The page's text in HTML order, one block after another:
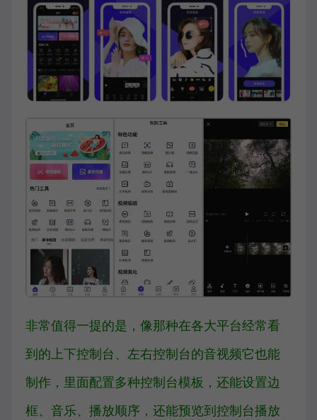
非常值得一提的是，像那种在各大平台经常看
到的上下控制台、左右控制台的音视频它也能
制作，里面配置多种控制台模板，还能设置边
框、音乐、播放顺序，还能预览到控制台播放